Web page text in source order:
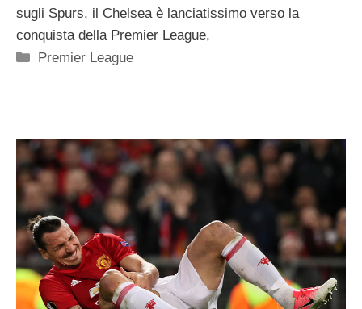
sugli Spurs, il Chelsea è lanciatissimo verso la
conquista della Premier League,
Categorie
Premier League